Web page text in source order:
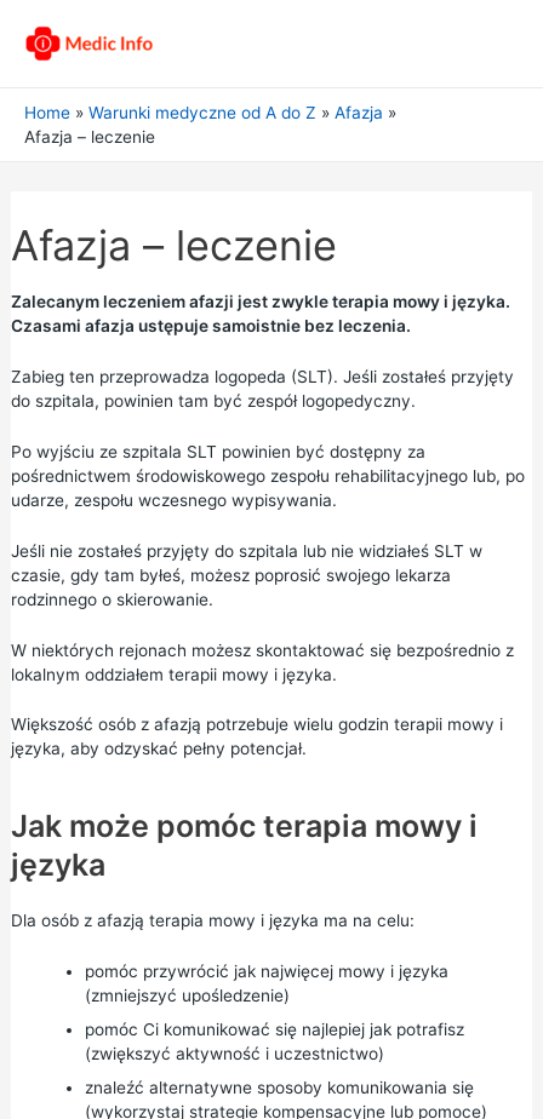
Home Warunki medyczne od A do Z
Afazja
Afazja – leczenie
Afazja – leczenie
Zalecanym leczeniem afazji jest zwykle terapia mowy i języka.
Czasami afazja ustępuje samoistnie bez leczenia.
Zabieg ten przeprowadza logopeda (SLT). Jeśli zostałeś przyjęty
do szpitala, powinien tam być zespół logopedyczny.
Po wyjściu ze szpitala SLT powinien być dostępny za
pośrednictwem środowiskowego zespołu rehabilitacyjnego lub, po
udarze, zespołu wczesnego wypisywania.
Jeśli nie zostałeś przyjęty do szpitala lub nie widziałeś SLT w
czasie, gdy tam byłeś, możesz poprosić swojego lekarza
rodzinnego o skierowanie.
W niektórych rejonach możesz skontaktować się bezpośrednio z
lokalnym oddziałem terapii mowy i języka.
Większość osób z afazją potrzebuje wielu godzin terapii mowy i
języka, aby odzyskać pełny potencjał.
Jak może pomóc terapia mowy i
języka
Dla osób z afazją terapia mowy i języka ma na celu:
pomóc przywrócić jak najwięcej mowy i języka
(zmniejszyć upośledzenie)
pomóc Ci komunikować się najlepiej jak potrafisz
(zwiększyć aktywność i uczestnictwo)
znaleźć alternatywne sposoby komunikowania się
(wykorzystaj strategie kompensacyjne lub pomoce)